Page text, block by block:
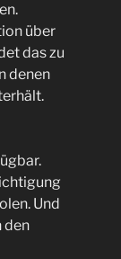
über
das zu
denen
Und
den